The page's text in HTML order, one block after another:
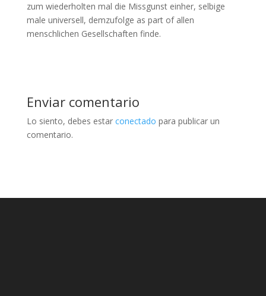
zum wiederholten mal die Missgunst einher, selbige
male universell, demzufolge as part of allen
menschlichen Gesellschaften finde.
Enviar comentario
Lo siento, debes estar conectado para publicar un
comentario.